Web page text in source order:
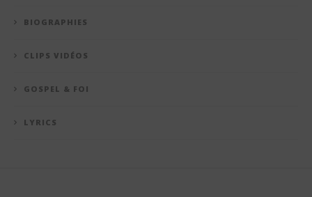
BIOGRAPHIES
CLIPS VIDÉOS
GOSPEL & FOI
LYRICS